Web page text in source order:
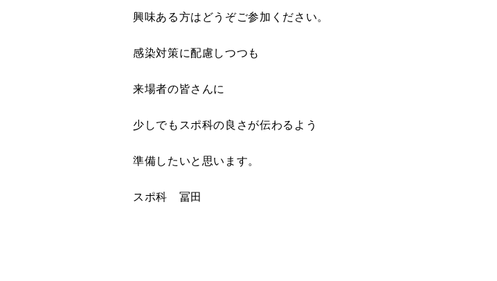
興味ある方はどうぞご参加ください。
感染対策に配慮しつつも
来場者の皆さんに
少しでもスポ科の良さが伝わるよう
準備したいと思います。
スポ科 冨田